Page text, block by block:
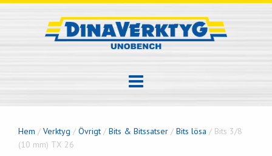
Hem / Verktyg / Övrigt / Bits & Bitssatser / Bits lösa / Bits 3/8
(10 mm) TX 26